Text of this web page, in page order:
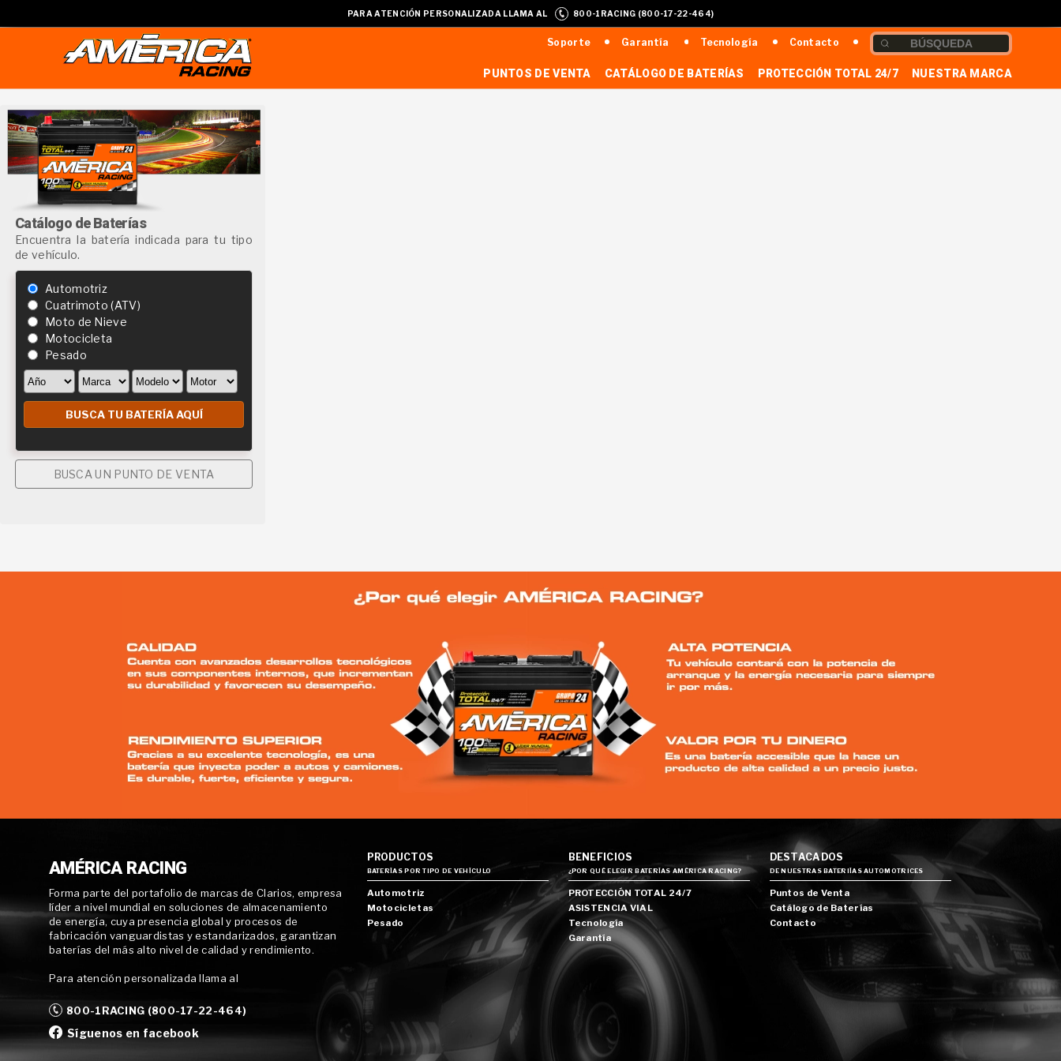
PARA ATENCIÓN PERSONALIZADA LLAMA AL 800-1RACING (800-17-22-464)
Contacto
Tecnología
Garantía
Soporte
NUESTRA MARCA
PROTECCIÓN TOTAL 24/7
CATÁLOGO DE BATERÍAS
PUNTOS DE VENTA
Catálogo de Baterías
Encuentra la batería indicada para tu tipo
de vehículo.
Automotriz
Cuatrimoto (ATV)
Moto de Nieve
Motocicleta
Pesado
BUSCA UN PUNTO DE VENTA
AMÉRICA RACING
Forma parte del portafolio de marcas de Clarios, empresa
líder a nivel mundial en soluciones de almacenamiento
de energía, cuya presencia global y procesos de
fabricación vanguardistas y estandarizados, garantizan
baterías del más alto nivel de calidad y rendimiento.
Para atención personalizada llama al
800-1RACING (800-17-22-464)
Síguenos en facebook
PRODUCTOS
BATERÍAS POR TIPO DE VEHÍCULO
Automotriz
Motocicletas
Pesado
BENEFICIOS
¿POR QUÉ ELEGIR BATERÍAS AMÉRICA RACING?
PROTECCIÓN TOTAL 24/7
ASISTENCIA VIAL
Tecnología
Garantía
DESTACADOS
DE NUESTRAS BATERIÍAS AUTOMOTRICES
Puntos de Venta
Catálogo de Baterías
Contacto